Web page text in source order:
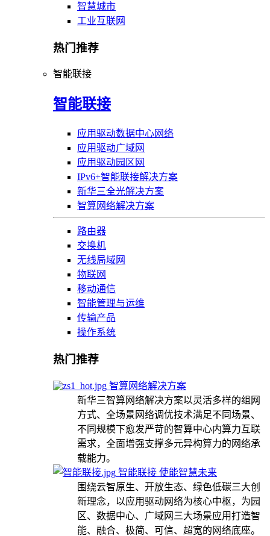
智慧城市
工业互联网
热门推荐
智能联接
智能联接
应用驱动数据中心网络
应用驱动广域网
应用驱动园区网
IPv6+智能联接解决方案
新华三全光解决方案
智算网络解决方案
路由器
交换机
无线局域网
物联网
移动通信
智能管理与运维
传输产品
操作系统
热门推荐
智算网络解决方案
新华三智算网络解决方案以灵活多样的组网
方式、全场景网络调优技术满足不同场景、
不同规模下愈发严苛的智算中心内算力互联
需求，全面增强支撑多元异构算力的网络承
载能力。
智能联接 使能智慧未来
围绕云智原生、开放生态、绿色低碳三大创
新理念，以应用驱动网络为核心中枢，为园
区、数据中心、广域网三大场景应用打造智
能、融合、极简、可信、超宽的网络底座。